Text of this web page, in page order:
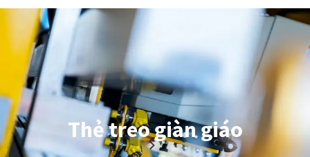
Thẻ treo giàn giáo